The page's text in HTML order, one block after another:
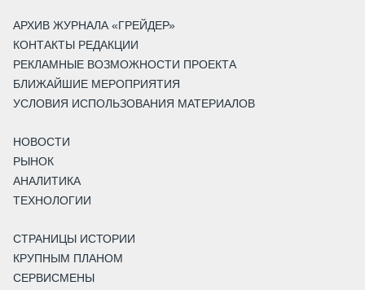
АРХИВ ЖУРНАЛА «ГРЕЙДЕР»
КОНТАКТЫ РЕДАКЦИИ
РЕКЛАМНЫЕ ВОЗМОЖНОСТИ ПРОЕКТА
БЛИЖАЙШИЕ МЕРОПРИЯТИЯ
УСЛОВИЯ ИСПОЛЬЗОВАНИЯ МАТЕРИАЛОВ
НОВОСТИ
РЫНОК
АНАЛИТИКА
ТЕХНОЛОГИИ
СТРАНИЦЫ ИСТОРИИ
КРУПНЫМ ПЛАНОМ
СЕРВИСМЕНЫ